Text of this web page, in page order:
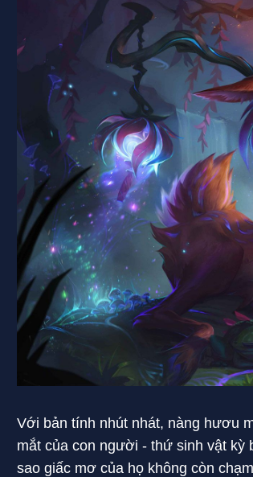
Với bản tính nhút nhát, nàng hươu
mắt của con người - thứ sinh vật kỳ
sao giấc mơ của họ không còn